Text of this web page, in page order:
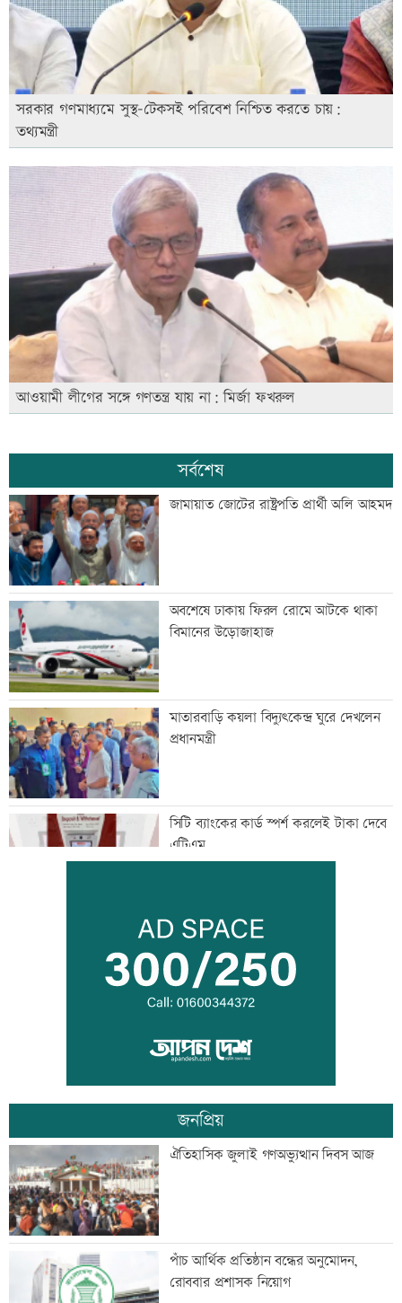
সরকার গণমাধ্যমে সুস্থ-টেকসই পরিবেশ নিশ্চিত করতে চায়:
তথ্যমন্ত্রী
আওয়ামী লীগের সঙ্গে গণতন্ত্র যায় না: মির্জা ফখরুল
সর্বশেষ
জামায়াত জোটের রাষ্ট্রপতি প্রার্থী অলি আহমদ
অবশেষে ঢাকায় ফিরল রোমে আটকে থাকা
বিমানের উড়োজাহাজ
মাতারবাড়ি কয়লা বিদ্যুৎকেন্দ্র ঘুরে দেখলেন
প্রধানমন্ত্রী
সিটি ব্যাংকের কার্ড স্পর্শ করলেই টাকা দেবে
এটিএম
মহাস্থানগড়ে নির্মাণকাজে স্থিতাবস্থা, আপিলের
অনুমতি
বাংলা কিউআর নিয়ে আলেমদের সঙ্গে
ইসলামী ব্যাংকেরমতবিনিময় সভা
অস্বাভাবিক দর বৃদ্ধির কারণ জানেনা
ইউনাইটেড ইন্স্যুরেন্স
রাষ্ট্রপতি নির্বাচনে বিএনপির ২ মনোনয়নপত্র
সংগ্রহ
জনপ্রিয়
ঐতিহাসিক জুলাই গণঅভ্যুত্থান দিবস আজ
পাঁচ আর্থিক প্রতিষ্ঠান বন্ধের অনুমোদন,
রোববার প্রশাসক নিয়োগ